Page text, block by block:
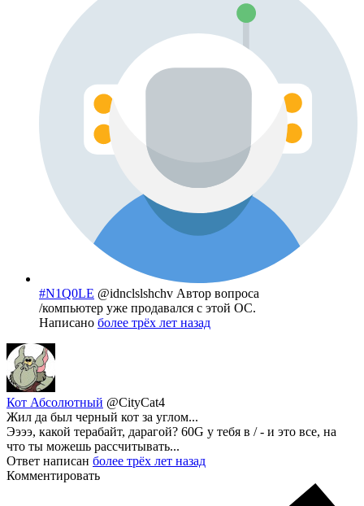
#N1Q0LE @idnclslshchv Автор вопроса
/компьютер уже продавался с этой ОС.
Написано более трёх лет назад
Кот Абсолютный @CityCat4
Жил да был черный кот за углом...
Ээээ, какой терабайт, дарагой? 60G у тебя в / - и это все, на
что ты можешь рассчитывать...
Ответ написан более трёх лет назад
Комментировать